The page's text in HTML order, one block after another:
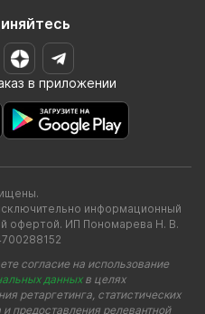
в приложении
информационный
офертой. ИП Пономарева Н. В.
согласие на использование
данныхв целях
ретаргетинга, статистических
предоставления релевантной